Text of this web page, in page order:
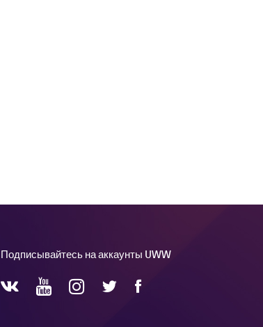
Подписывайтесь на аккаунты UWW
VKontakte YouTubeInstagram
Twitter Facebook